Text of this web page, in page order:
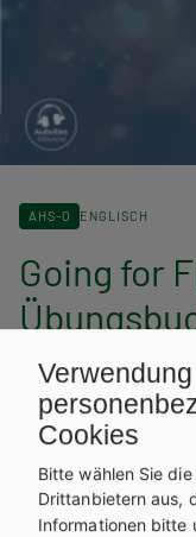
AHS-O ENGLISCH
Going for
Audiofiles
Auf dieser Seite
unseren Schulbüchern.
Cookies
Bitte wählen Sie
Drittanbietern aus,
Informationen bitte